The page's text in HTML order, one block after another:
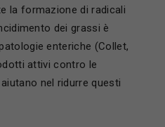
la formazione di radicali
dei grassi è
enteriche (Collet,
attivi contro le
nel ridurre questi